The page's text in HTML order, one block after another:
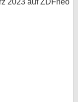
2023 auf ZDFneo